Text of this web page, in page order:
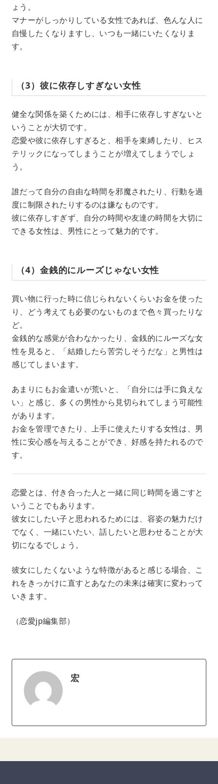
ょう。
マナーがしっかりしている女性であれば、色んな人に
自慢したくなりますし、いつも一緒にいたくなりま
す。
（3）彼に依存しすぎない女性
健全な関係を築くためには、相手に依存しすぎないと
いうことが大切です。
恋愛や彼に依存しすぎると、相手を束縛したり、ヒス
テリックになってしまうことが増えてしまうでしょ
う。
誰だって自分の自由な時間を邪魔されたり、行動を過
度に制限されたりするのは嫌なものです。
彼に依存しすぎず、自分の時間や友達の時間を大切に
できる女性は、男性にとって魅力的です。
（4）金銭的にルーズじゃない女性
買い物に行った時に信じられないくらいお金を使った
り、どう考えても必要のないものまで色々買ったりな
ど。
金銭的な感覚が合わなかったり、金銭的にルーズな女
性を見ると、「結婚したら苦労しそうだな」と男性は
感じてしまいます。
あまりにもお金遣いが荒いと、「自分には手に負えな
い」と感じ、多くの男性から見切られてしまう可能性
があります。
お金を管理できたり、上手に使えたりする女性は、男
性に安心感を与えることができ、好感を持たれるので
す。
恋愛とは、付き合った人と一緒に同じ時間を過ごすと
いうことでもあります。
彼女にしたい子と思われるためには、容姿の魅力だけ
でなく、一緒にいたい、話したいと思わせることが大
切になるでしょう。
彼女にしたくないような特徴があると感じる場合、こ
れをきっかけに直すとあなたの未来は確実に変わって
いきます。
（恋愛jp編集部）
宏